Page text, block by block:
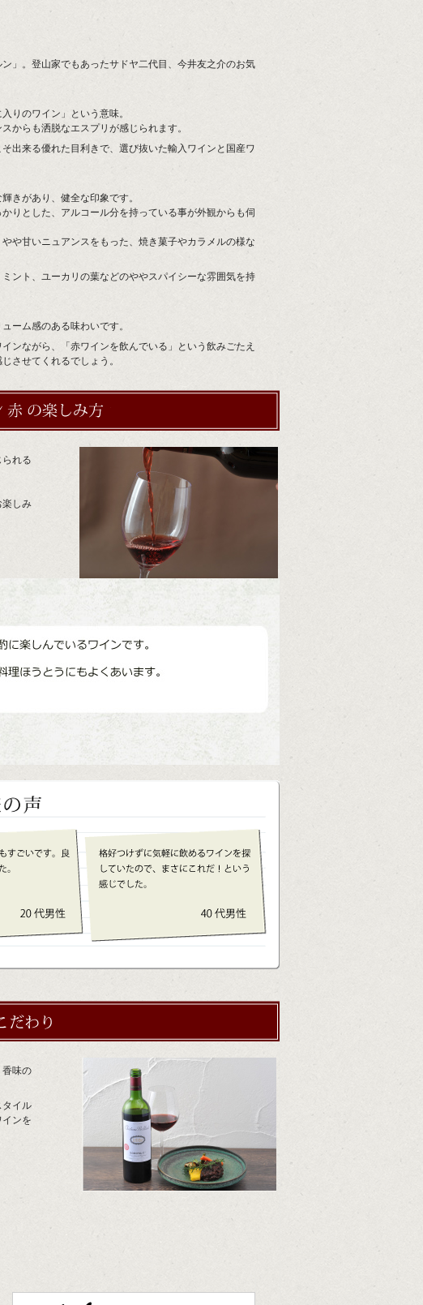
」。登山家でもあったサドヤ二代目、今井友之介のお気
りのワイン」という意味。
らも洒脱なエスプリが感じられます。
出来る優れた目利きで、選び抜いた輸入ワインと国産ワ
きがあり、健全な印象です。
りとした、アルコール分を持っている事が外観からも伺
や甘いニュアンスをもった、焼き菓子やカラメルの様な
ント、ユーカリの葉などのややスパイシーな雰囲気を持
ーム感のある味わいです。
ンながら、「赤ワインを飲んでいる」という飲みごたえ
させてくれるでしょう。
れる
楽しみ
香味の
タイル
ンを